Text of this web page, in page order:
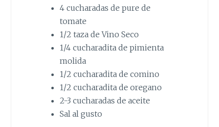
4 cucharadas de pure de
tomate
1/2 taza de Vino Seco
1/4 cucharadita de pimienta
molida
1/2 cucharadita de comino
1/2 cucharadita de oregano
2-3 cucharadas de aceite
Sal al gusto